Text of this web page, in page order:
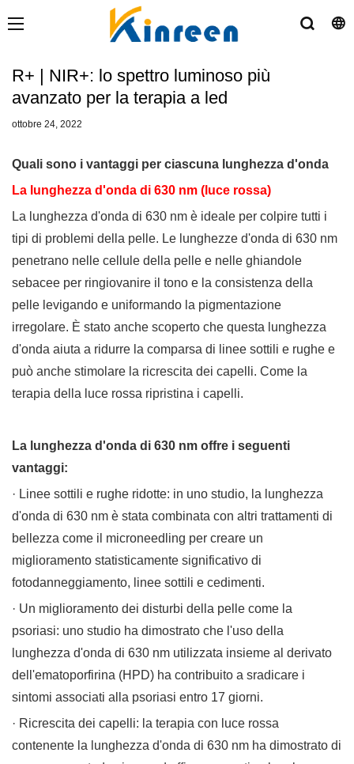
R+ | NIR+: lo spettro luminoso più
avanzato per la terapia a led
ottobre 24, 2022
Quali sono i vantaggi per ciascuna lunghezza d'onda
La lunghezza d'onda di 630 nm (luce rossa)
La lunghezza d'onda di 630 nm è ideale per colpire tutti i
tipi di problemi della pelle. Le lunghezze d'onda di 630 nm
penetrano nelle cellule della pelle e nelle ghiandole
sebacee per ringiovanire il tono e la consistenza della
pelle levigando e uniformando la pigmentazione
irregolare. È stato anche scoperto che questa lunghezza
d'onda aiuta a ridurre la comparsa di linee sottili e rughe e
può anche stimolare la ricrescita dei capelli. Come la
terapia della luce rossa ripristina i capelli.
La lunghezza d'onda di 630 nm offre i seguenti
vantaggi:
· Linee sottili e rughe ridotte: in uno studio, la lunghezza
d'onda di 630 nm è stata combinata con altri trattamenti di
bellezza come il microneedling per creare un
miglioramento statisticamente significativo di
fotodanneggiamento, linee sottili e cedimenti.
· Un miglioramento dei disturbi della pelle come la
psoriasi: uno studio ha dimostrato che l'uso della
lunghezza d'onda di 630 nm utilizzata insieme al derivato
dell'ematoporfirina (HPD) ha contribuito a sradicare i
sintomi associati alla psoriasi entro 17 giorni.
· Ricrescita dei capelli: la terapia con luce rossa
contenente la lunghezza d'onda di 630 nm ha dimostrato di